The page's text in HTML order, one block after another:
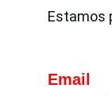
Estamos
Email